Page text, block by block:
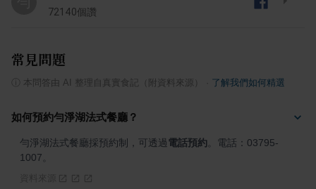
72140個讚
常見問題
本問答由 AI 整理自真實食記（附資料來源） 了解我們如何精選
如何預約勻淨湖法式餐廳？
勻淨湖法式餐廳採預約制，可透過電話預約 。電話：03795-
1007。